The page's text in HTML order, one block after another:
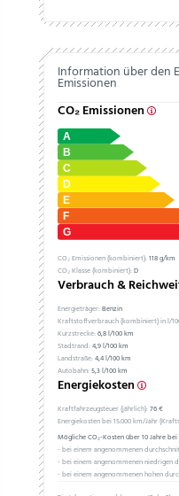
Information über den
Emissionen
CO₂ Emissionen
CO₂ Emissionen (kombiniert):118 g/km
CO₂ Klasse (kombiniert):D
Verbrauch &
Energieträger:Benzin
Kraftstoffverbrauch (kombiniert) in l/
Kurzstrecke:6,8 l/100 km
Stadtrand:4,9 l/100 km
Landstraße:4,4 l/100 km
Autobahn:5,3 l/100 km
Energiekosten
Kraftfahrzeugsteuer (jährlich):76 €
Energiekosten bei 15.000 km/Jahr
Mögliche CO₂-Kosten über 10 Jahre bei
- bei einem angenommenen
- bei einem angenommenen niedrigen
- bei einem angenommenen hohen